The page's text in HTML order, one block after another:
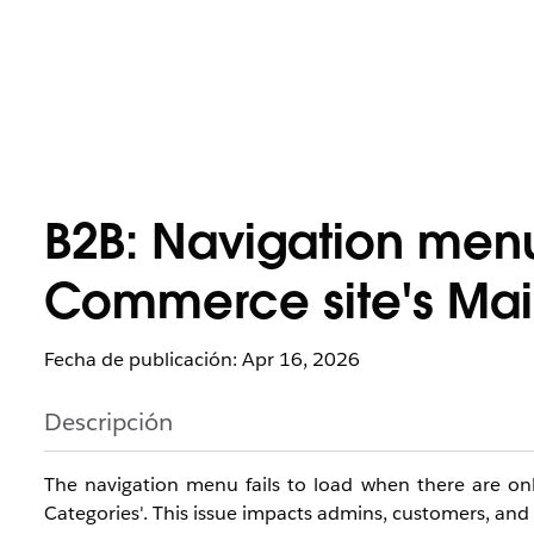
B2B: Navigation
Commerce site's
Fecha de publicación: Apr 16, 2026
Descripción
The navigation menu fails to load when there are
Categories'. This issue impacts admins, customers,